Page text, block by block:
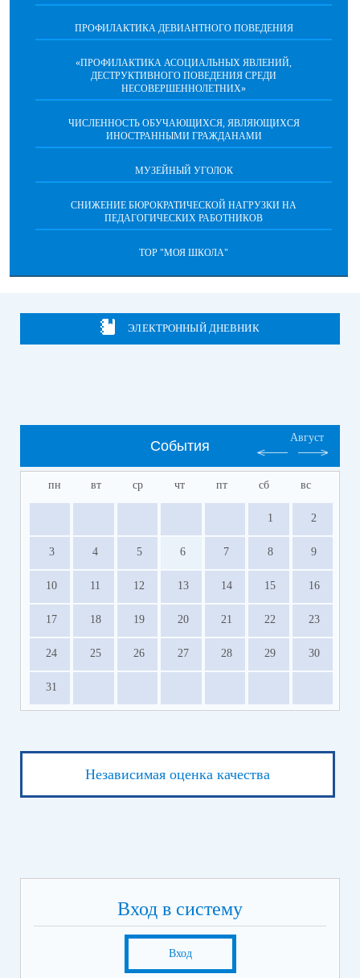
ПРОФИЛАКТИКА ДЕВИАНТНОГО ПОВЕДЕНИЯ
«ПРОФИЛАКТИКА АСОЦИАЛЬНЫХ ЯВЛЕНИЙ,
ДЕСТРУКТИВНОГО ПОВЕДЕНИЯ СРЕДИ
НЕСОВЕРШЕННОЛЕТНИХ»
ЧИСЛЕННОСТЬ ОБУЧАЮЩИХСЯ, ЯВЛЯЮЩИХСЯ
ИНОСТРАННЫМИ ГРАЖДАНАМИ
МУЗЕЙНЫЙ УГОЛОК
СНИЖЕНИЕ БЮРОКРАТИЧЕСКОЙ НАГРУЗКИ НА
ПЕДАГОГИЧЕСКИХ РАБОТНИКОВ
ТОР "МОЯ ШКОЛА"
ЭЛЕКТРОННЫЙ ДНЕВНИК
События
Август
пн вт ср чт пт сб вс
1 2
3 4 5 6 7 8 9
10 11 12 13 14 15 16
17 18 19 20 21 22 23
24 25 26 27 28 29 30
31
Независимая оценка качества
Вход в систему
Вход